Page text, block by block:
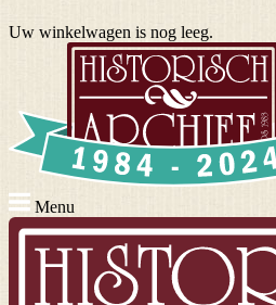
Uw winkelwagen is nog leeg.
Menu